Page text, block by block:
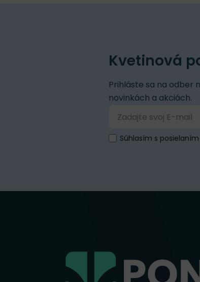
Kvetinová
Prihláste sa na odber
novinkách a akciách.
Súhlasím s